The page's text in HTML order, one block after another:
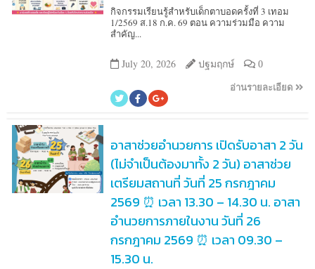
กิจกรรมเรียนรู้สำหรับเด็กตาบอดครั้งที่ 3 เทอม
1/2569 ส.18 ก.ค. 69 ตอน ความร่วมมือ ความ
สำคัญ...
July 20, 2026 ปฐมฤกษ์ 0
อ่านรายละเอียด
อาสาช่วยอำนวยการ เปิดรับอาสา 2 วัน
(ไม่จำเป็นต้องมาทั้ง 2 วัน) อาสาช่วย
เตรียมสถานที่ วันที่ 25 กรกฎาคม
2569 ⏰ เวลา 13.30 – 14.30 น. อาสา
อำนวยการภายในงาน วันที่ 26
กรกฎาคม 2569 ⏰ เวลา 09.30 –
15.30 น.